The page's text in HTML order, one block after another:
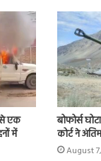
एक
में
बोफोर्स
कोर्ट ने
August